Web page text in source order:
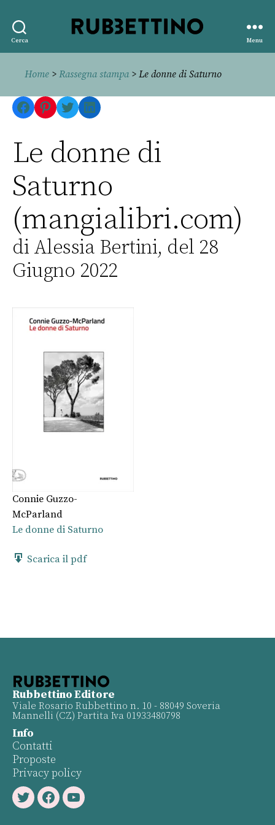
Cerca
editore
Menu
Home > Rassegna stampa> Le donne di Saturno
Facebook
Pinterest
TwitterLinkedIn
Le donne di
Saturno
(mangialibri.com)
di Alessia Bertini, del 28
Giugno 2022
Connie Guzzo-
McParland
Le donne di Saturno
Scarica il pdf
Rubbettino Editore
Viale Rosario Rubbettino n. 10 - 88049 Soveria
Mannelli (CZ) Partita Iva 01933480798
Info
Contatti
Proposte
Privacy policy
TwitterFacebookYoutube